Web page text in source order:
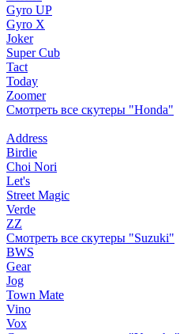
Gyro UP
Gyro X
Joker
Super Cub
Tact
Today
Zoomer
Смотреть все скутеры "Honda"
Address
Birdie
Choi Nori
Let's
Street Magic
Verde
ZZ
Смотреть все скутеры "Suzuki"
BWS
Gear
Jog
Town Mate
Vino
Vox